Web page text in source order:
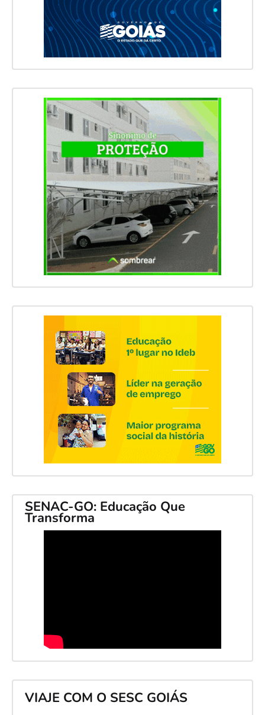
SENAC-GO: Educação Que
Transforma
VIAJE COM O SESC GOIÁS